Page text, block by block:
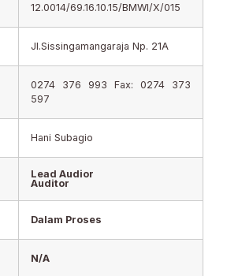
12.0014/69.16.10.15/BMWI/X/015
Jl.Sissingamangaraja Np. 21A
0274 376 993 Fax: 0274 373
597
Hani Subagio
Lead Audior
Auditor
Dalam Proses
N/A